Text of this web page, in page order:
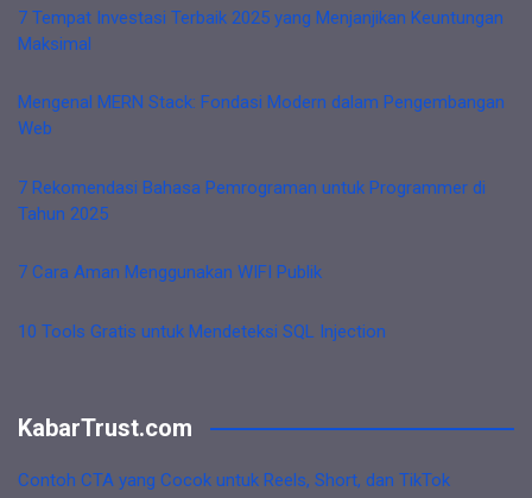
7 Tempat Investasi Terbaik 2025 yang Menjanjikan Keuntungan
Maksimal
Mengenal MERN Stack: Fondasi Modern dalam Pengembangan
Web
7 Rekomendasi Bahasa Pemrograman untuk Programmer di
Tahun 2025
7 Cara Aman Menggunakan WIFI Publik
10 Tools Gratis untuk Mendeteksi SQL Injection
KabarTrust.com
Contoh CTA yang Cocok untuk Reels, Short, dan TikTok